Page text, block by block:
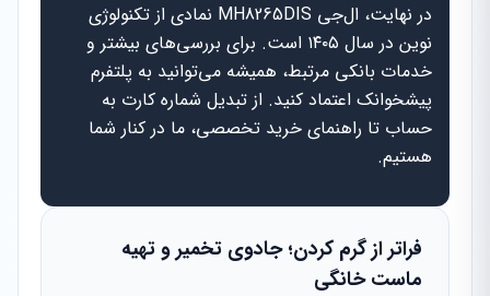
در نهایت، ال‌جی MH8265DIS نمادی از تکنولوژی
نوین در سال ۱۴۰۵ است. برای بررسی‌های بیشتر و
خدمات بانکی مرتبط، همیشه می‌توانید به پلتفرم
پیشخوانک اعتماد کنید. از تبدیل شماره کارت به
حساب تا راهنمای خرید تخصصی، ما در کنار شما
هستیم.
فراتر از گرم کردن؛ جادوی تخمیر و تهیه
ماست خانگی